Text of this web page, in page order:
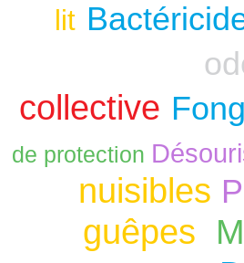
lit
collective
de protection
nuisibles
guêpes